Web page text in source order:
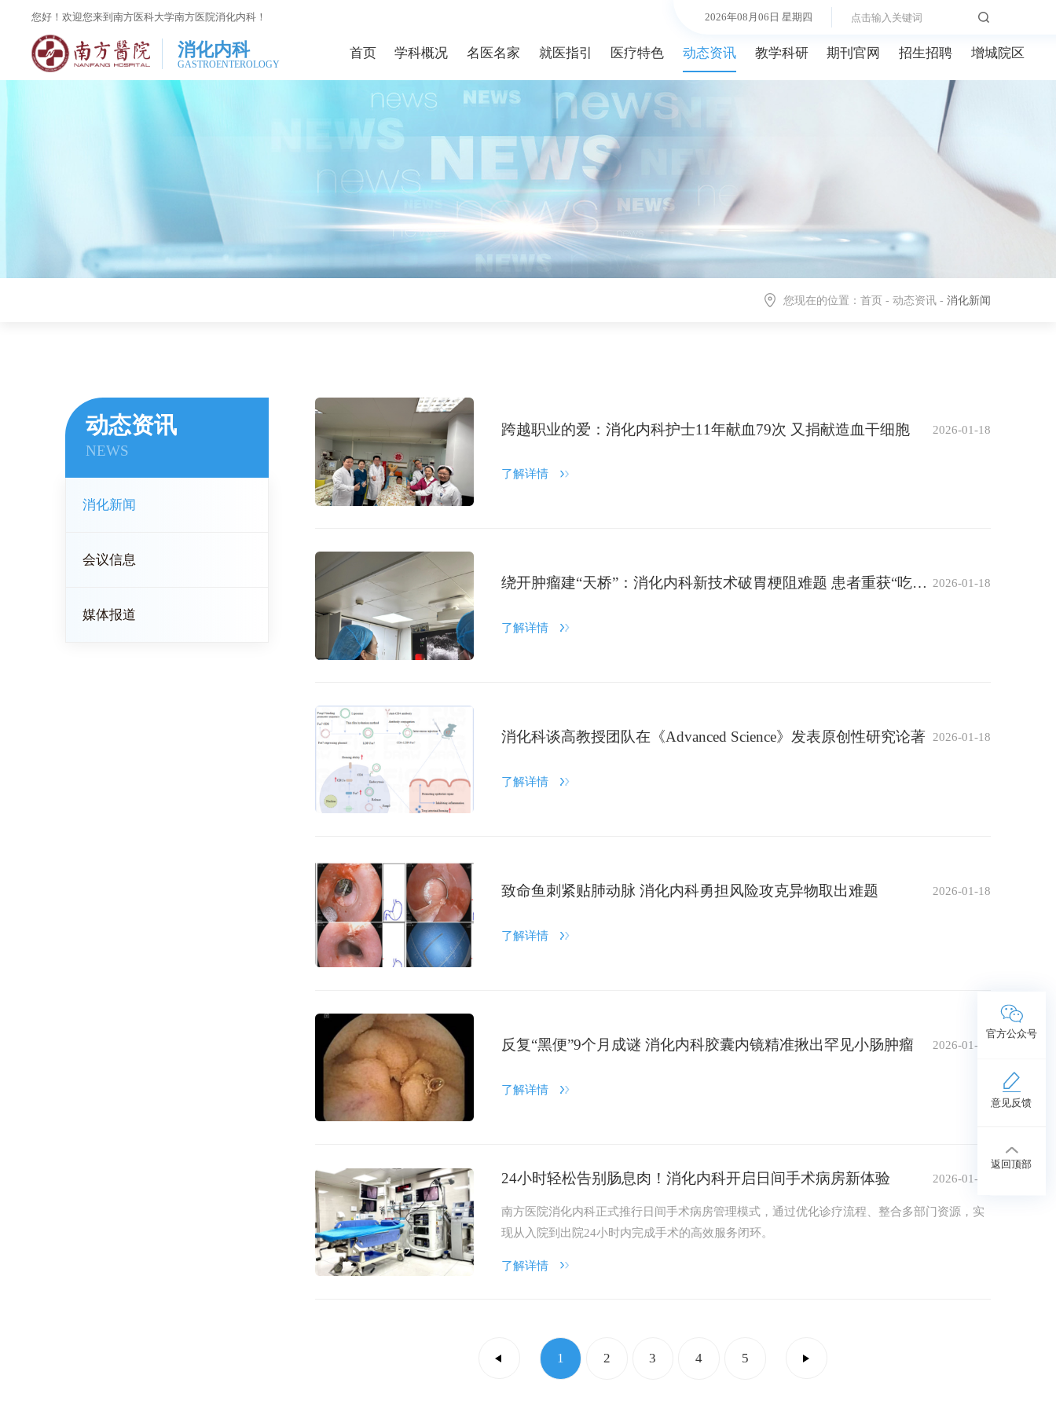
您好！欢迎您来到南方医科大学南方医院消化内科！ 2026年08月06日 星期四
消化内科
GASTROENTEROLOGY
首页 学科概况 名医名家 就医指引 医疗特色 动态资讯 教学科研 期刊官网 招生招聘 增城院区
您现在的位置： 首页- 动态资讯- 消化新闻
动态资讯
NEWS
消化新闻
会议信息
媒体报道
2026-01-18
跨越职业的爱：消化内科护士11年献血79次 又捐献造血干细胞
了解详情
2026-01-18
绕开肿瘤建“天桥”：消化内科新技术破胃梗阻难题 患者重获“吃喝”幸福
了解详情
2026-01-18
消化科谈高教授团队在《Advanced Science》发表原创性研究论著
了解详情
2026-01-18
致命鱼刺紧贴肺动脉 消化内科勇担风险攻克异物取出难题
了解详情
2026-01-18
反复“黑便”9个月成谜 消化内科胶囊内镜精准揪出罕见小肠肿瘤
了解详情
2026-01-13
24小时轻松告别肠息肉！消化内科开启日间手术病房新体验
南方医院消化内科正式推行日间手术病房管理模式，通过优化诊疗流程、整合多部门资源，实
现从入院到出院24小时内完成手术的高效服务闭环。
了解详情
1 2 3 4 5
官方公众号
意见反馈
返回顶部